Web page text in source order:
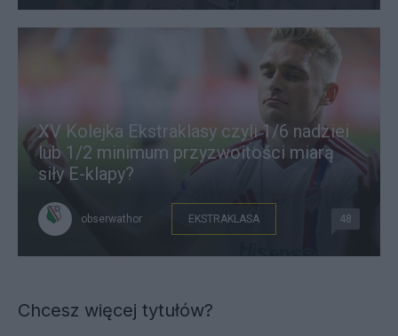
XV Kolejka Ekstraklasy czyli 1/6 nadziei
lub 1/2 minimum przyzwoitości miarą
siły E-klapy?
obserwathor EKSTRAKLASA 48
Chcesz więcej tytułów?